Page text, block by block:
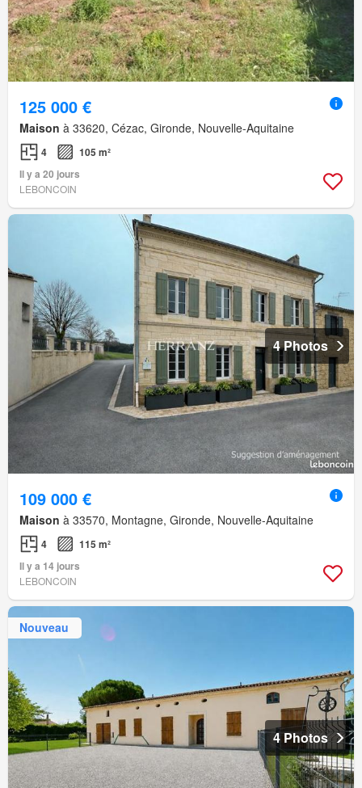
125 000 €
Maison à 33620, Cézac, Gironde, Nouvelle-Aquitaine
4
105 m²
Il y a 20 jours
LEBONCOIN
4 Photos
109 000 €
Maison à 33570, Montagne, Gironde, Nouvelle-Aquitaine
4
115 m²
Il y a 14 jours
LEBONCOIN
Nouveau
4 Photos